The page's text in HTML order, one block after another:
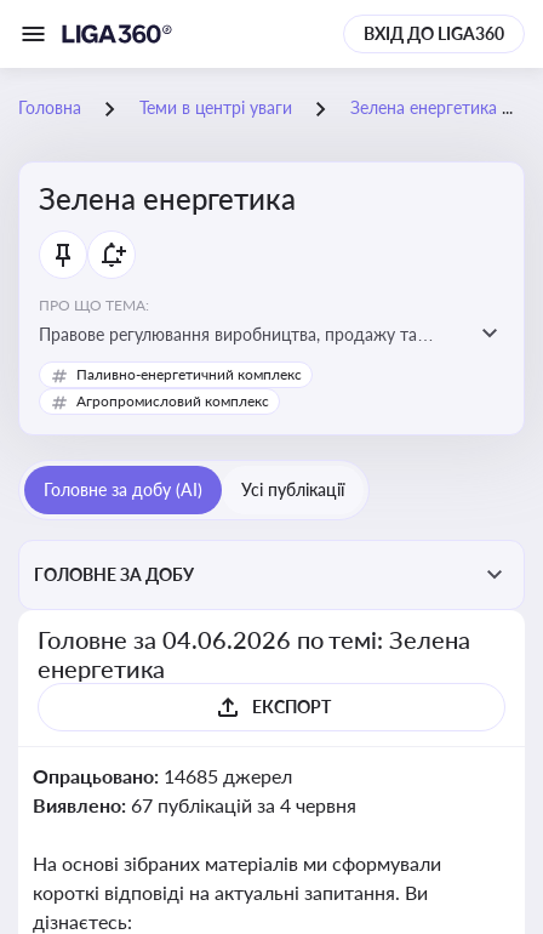
ВХІД ДО LIGA360
Головна Теми в центрі уваги Зелена енергетика
Зелена енергетика
ПРО ЩО ТЕМА:
Правове регулювання виробництва, продажу та
державної підтримки енергії з альтернативних і
відновлюваних джерел
Паливно-енергетичний комплекс
Агропромисловий комплекс
Головне за добу (AI) Усі публікації
ГОЛОВНЕ ЗА ДОБУ
Головне за 04.06.2026 по темі: Зелена
енергетика
ЕКСПОРТ
Опрацьовано: 14685 джерел
Виявлено: 67 публікацій за 4 червня
На основі зібраних матеріалів ми сформували
короткі відповіді на актуальні запитання. Ви
дізнаєтесь: